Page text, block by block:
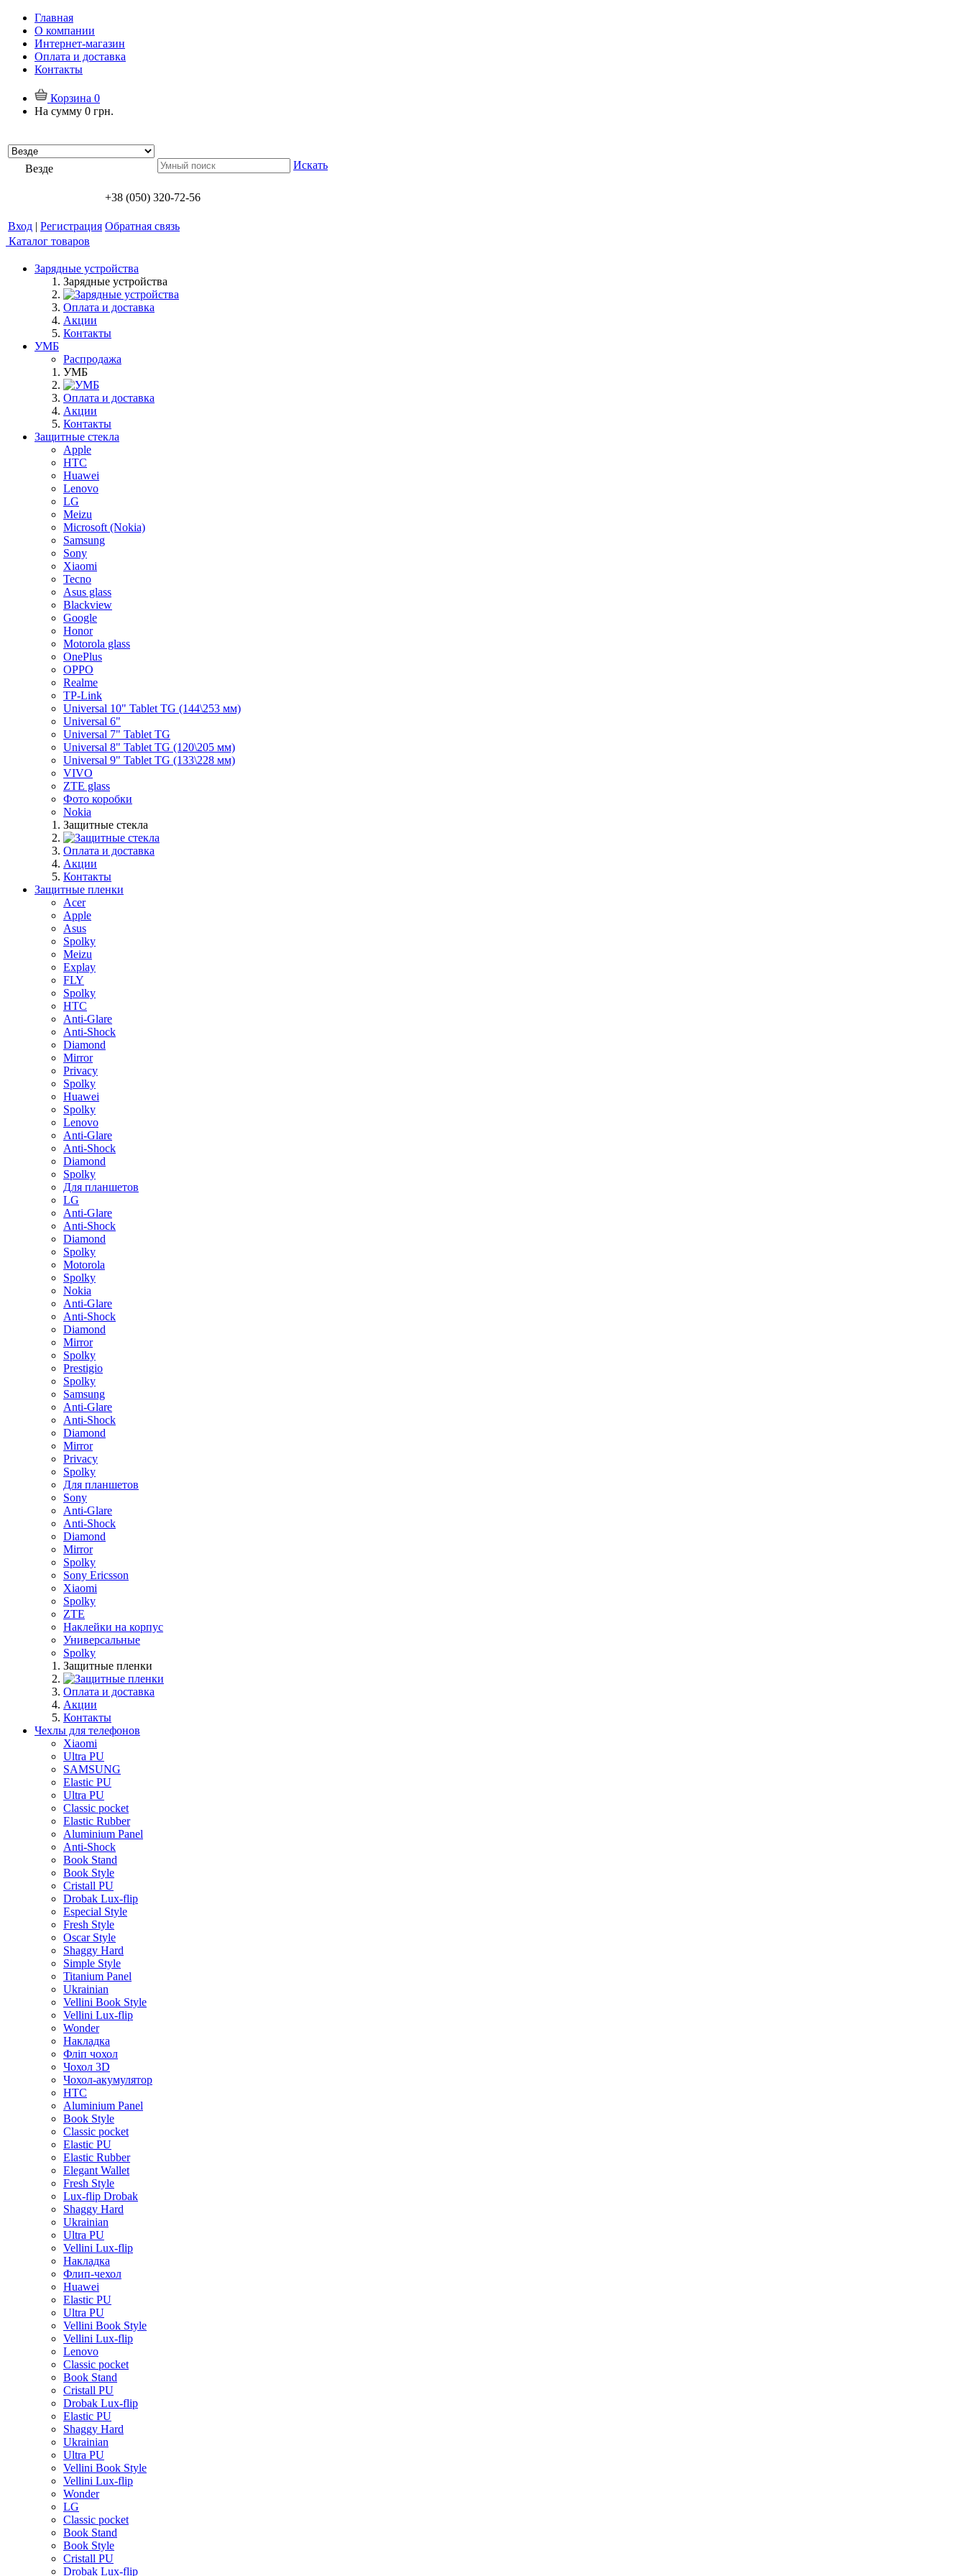
Главная
О компании
Интернет-магазин
Оплата и доставка
Контакты
Корзина 0
На сумму 0 грн.
Везде Искать
+38 (050) 320-72-56
Вход | Регистрация Обратная связь
Каталог товаров
Зарядные устройства
Зарядные устройства
Оплата и доставка
Акции
Контакты
УМБ
Распродажа
УМБ
Оплата и доставка
Акции
Контакты
Защитные стекла
Apple
HTC
Huawei
Lenovo
LG
Meizu
Microsoft (Nokia)
Samsung
Sony
Xiaomi
Tecno
Asus glass
Blackview
Google
Honor
Motorola glass
OnePlus
OPPO
Realme
TP-Link
Universal 10" Tablet TG (144\253 мм)
Universal 6"
Universal 7" Tablet TG
Universal 8" Tablet TG (120\205 мм)
Universal 9" Tablet TG (133\228 мм)
VIVO
ZTE glass
Фото коробки
Nokia
Защитные стекла
Оплата и доставка
Акции
Контакты
Защитные пленки
Acer
Apple
Asus
Spolky
Meizu
Explay
FLY
Spolky
HTC
Anti-Glare
Anti-Shock
Diamond
Mirror
Privacy
Spolky
Huawei
Spolky
Lenovo
Anti-Glare
Anti-Shock
Diamond
Spolky
Для планшетов
LG
Anti-Glare
Anti-Shock
Diamond
Spolky
Motorola
Spolky
Nokia
Anti-Glare
Anti-Shock
Diamond
Mirror
Spolky
Prestigio
Spolky
Samsung
Anti-Glare
Anti-Shock
Diamond
Mirror
Privacy
Spolky
Для планшетов
Sony
Anti-Glare
Anti-Shock
Diamond
Mirror
Spolky
Sony Ericsson
Xiaomi
Spolky
ZTE
Наклейки на корпус
Универсальные
Spolky
Защитные пленки
Оплата и доставка
Акции
Контакты
Чехлы для телефонов
Xiaomi
Ultra PU
SAMSUNG
Elastic PU
Ultra PU
Classic pocket
Elastic Rubber
Aluminium Panel
Anti-Shock
Book Stand
Book Style
Cristall PU
Drobak Lux-flip
Especial Style
Fresh Style
Oscar Style
Shaggy Hard
Simple Style
Titanium Panel
Ukrainian
Vellini Book Style
Vellini Lux-flip
Wonder
Накладка
Фліп чохол
Чохол 3D
Чохол-акумулятор
HTC
Aluminium Panel
Book Style
Classic pocket
Elastic PU
Elastic Rubber
Elegant Wallet
Fresh Style
Lux-flip Drobak
Shaggy Hard
Ukrainian
Ultra PU
Vellini Lux-flip
Накладка
Флип-чехол
Huawei
Elastic PU
Ultra PU
Vellini Book Style
Vellini Lux-flip
Lenovo
Classic pocket
Book Stand
Cristall PU
Drobak Lux-flip
Elastic PU
Shaggy Hard
Ukrainian
Ultra PU
Vellini Book Style
Vellini Lux-flip
Wonder
LG
Classic pocket
Book Stand
Book Style
Cristall PU
Drobak Lux-flip